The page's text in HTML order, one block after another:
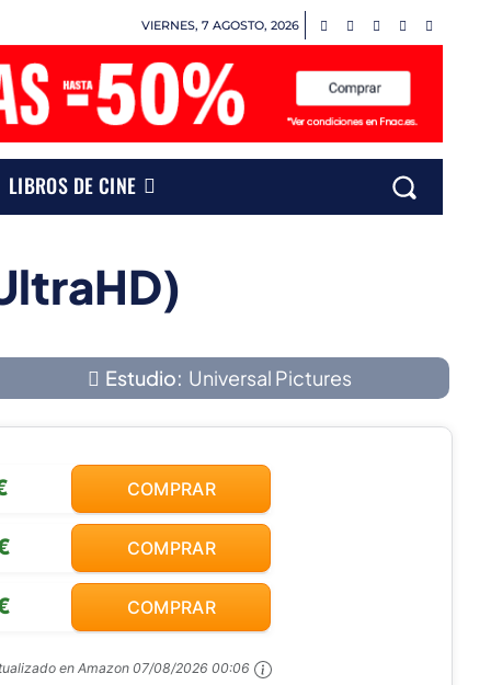
VIERNES, 7 AGOSTO, 2026
LIBROS DE CINE
Estudio: Universal Pictures
COMPRAR
COMPRAR
COMPRAR
en Amazon 07/08/2026 00:06